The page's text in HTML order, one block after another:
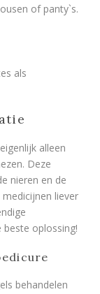
of panty`s.
als
alleen
Deze
nieren en de
liever
beste oplossing!
behandelen